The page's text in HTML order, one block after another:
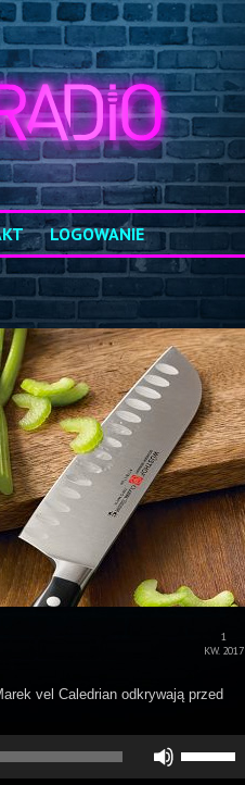
LOGOWANIE
1
KW. 2017
vel Caledrian odkrywają przed
strzałek